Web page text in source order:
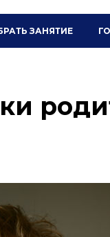
ЗАНЯТИЕ